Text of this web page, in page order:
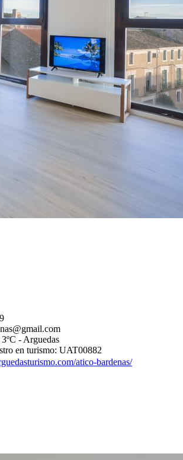
- Arguedas
en turismo: UAT00882
atico-bardenas/